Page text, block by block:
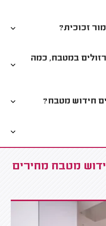
זכוכית?
במטבח, כמה
חידוש מטבח?
מטבח מחירים